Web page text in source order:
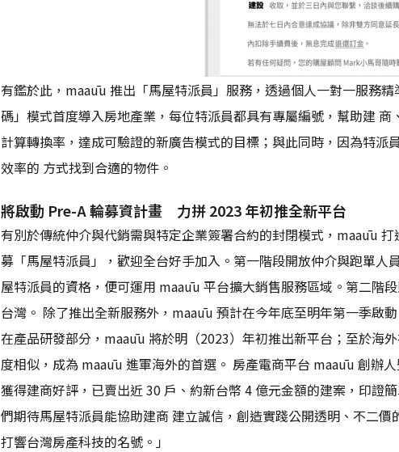
有鑑於此，maaūu 推出「馬屋特派員」服務，透過個人一對一服務
碼」模式首度導入房地產業，每位特派員都具有專屬編號，幫助建
計算轉換率，達成可驗證的新廣告模式的目標；與此同時，因為特
效率的 方式找到合適的物件。
將啟動 Pre-A 輪募資計畫 力拼 2023 年初推全新平台
有別於傳統仲介與代銷需與特定企業簽署合約的封閉模式，maaūu
募「馬屋特派員」，歡迎全台好手加入。第一階段開放仲介與跑單人
屋特派員的資格，便可運用 maaūu 平台擴大銷售服務區域。第二階
台灣。 除了推出全新服務外，maaūu 預計在今年底至明年第一季啟
在產品研發部分，maaūu 將於明（2023）年初推出新平台；至於海
度相似，成為 maaūu 進軍海外的首選。 房產電商平台 maaūu 創辦
獲得建商好評，已賣出近 30 戶、約新台幣 4 億元金額的建案，印證
們期待馬屋特派員能協助建商 建立誠信，創造實踐公開透明、不二
打響台灣房產科技的名號。」